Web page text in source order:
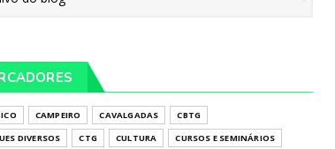
CAMPEIRO CAVALGADAS
CBTG
DIVERSOS
CTG CULTURA
CURSOS E SEMINÁRIOS